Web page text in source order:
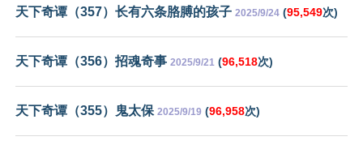
天下奇谭（357）长有六条胳膊的孩子 2025/9/24 (95,549次)
天下奇谭（356）招魂奇事 2025/9/21 (96,518次)
天下奇谭（355）鬼太保 2025/9/19 (96,958次)